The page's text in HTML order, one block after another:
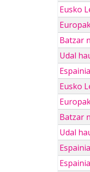
Eusko
Batzar
Udal
Eusko
Batzar
Udal